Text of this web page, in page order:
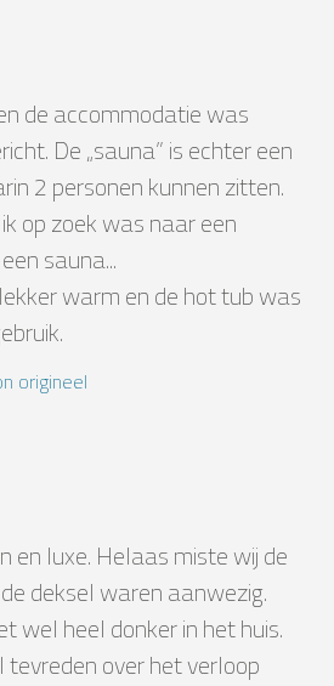
de accommodatie was
De „sauna” is echter een
2 personen kunnen zitten.
op zoek was naar een
sauna...
warm en de hot tub was
origineel
en luxe. Helaas miste wij de
deksel waren aanwezig.
wel heel donker in het huis.
over het verloop